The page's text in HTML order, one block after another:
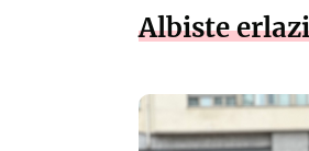
Albiste